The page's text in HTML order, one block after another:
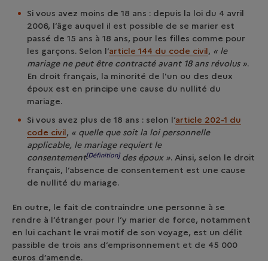
Si vous avez moins de 18 ans : depuis la loi du 4 avril
2006, l’âge auquel il est possible de se marier est
passé de 15 ans à 18 ans, pour les filles comme pour
les garçons. Selon l’article 144 du code civil, « le
mariage ne peut être contracté avant 18 ans révolus ».
En droit français, la minorité de l'un ou des deux
époux est en principe une cause du nullité du
mariage.
Si vous avez plus de 18 ans : selon l’article 202-1 du
code civil, « quelle que soit la loi personnelle
applicable, le mariage requiert le
consentement[Définition]des époux ». Ainsi, selon le droit
français, l’absence de consentement est une cause
de nullité du mariage.
En outre, le fait de contraindre une personne à se
rendre à l’étranger pour l’y marier de force, notamment
en lui cachant le vrai motif de son voyage, est un délit
passible de trois ans d’emprisonnement et de 45 000
euros d’amende.